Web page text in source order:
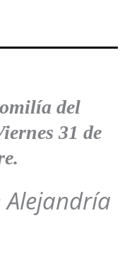
del
31 de
Alejandría